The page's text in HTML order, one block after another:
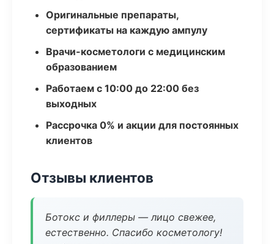
Оригинальные препараты,
сертификаты на каждую ампулу
Врачи-косметологи с медицинским
образованием
Работаем с 10:00 до 22:00 без
выходных
Рассрочка 0% и акции для постоянных
клиентов
Отзывы клиентов
Ботокс и филлеры — лицо свежее,
естественно. Спасибо косметологу!